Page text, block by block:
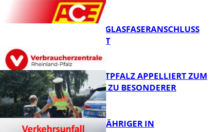
FB News
FB News
WARUM EIN GLASFASERANSCHLUSS
SINNVOLL IST
POLIZEI WESTPFALZ APPELLIERT ZUM
SCHULSTART ZU BESONDERER
VORSICHT
UNFALL: 58-JÄHRIGER IN